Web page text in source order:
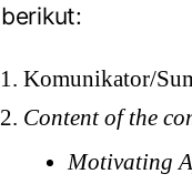
berikut:
Komunikator/
Content of the
Motivating